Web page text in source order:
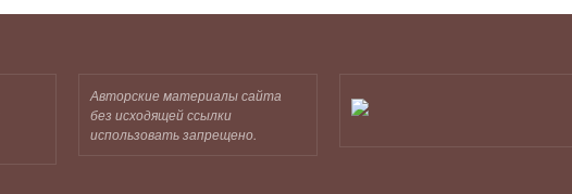
Авторские материалы сайта
без исходящей ссылки
использовать запрещено.